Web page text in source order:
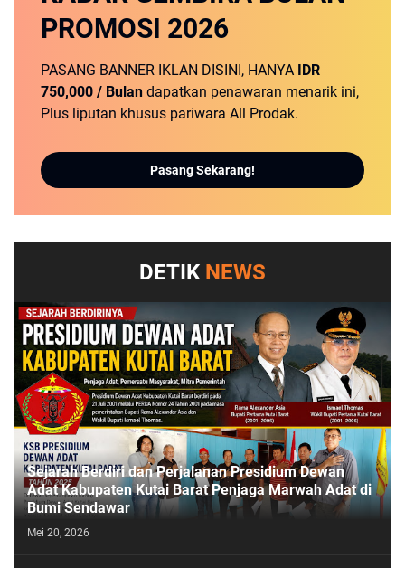
PROMOSI 2026
PASANG BANNER IKLAN DISINI, HANYA
IDR
750,000 / Bulan dapatkan penawaran menarik ini,
Plus liputan khusus pariwara All Prodak.
Pasang Sekarang!
DETIK NEWS
Sejarah Berdiri dan Perjalanan Presidium Dewan
Adat Kabupaten Kutai Barat Penjaga Marwah Adat di
Bumi Sendawar
Mei 20, 2026